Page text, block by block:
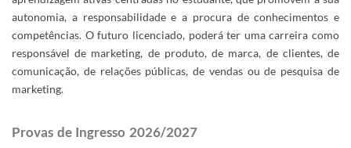
autonomia, a responsabilidade e a procura de conhecimentos e
competências. O futuro licenciado, poderá ter uma carreira como
responsável de marketing, de produto, de marca, de clientes, de
comunicação, de relações públicas, de vendas ou de pesquisa de
marketing.​
Provas de Ingresso 2026/2027